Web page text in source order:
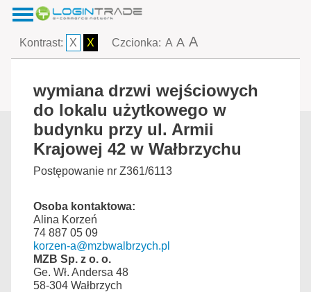
Kontrast: X X Czcionka: A A A
wymiana drzwi wejściowych
do lokalu użytkowego w
budynku przy ul. Armii
Krajowej 42 w Wałbrzychu
Postępowanie nr Z361/6113
Osoba kontaktowa:
Alina Korzeń
74 887 05 09
korzen-a@mzbwalbrzych.pl
MZB Sp. z o. o.
Ge. Wł. Andersa 48
58-304 Wałbrzych